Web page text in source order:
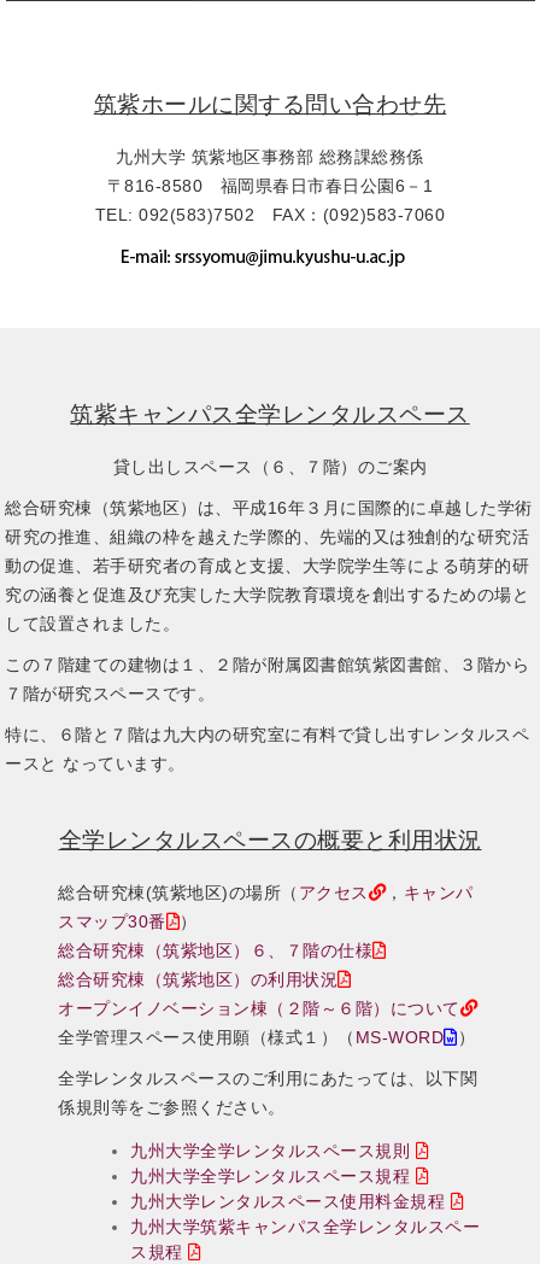
筑紫ホールに関する問い合わせ先
九州大学 筑紫地区事務部 総務課総務係
〒816-8580 福岡県春日市春日公園6－1
TEL: 092(583)7502 FAX：(092)583-7060
筑紫キャンパス全学レンタルスペース
貸し出しスペース（６、７階）のご案内
総合研究棟（筑紫地区）は、平成16年３月に国際的に卓越した学術
研究の推進、組織の枠を越えた学際的、先端的又は独創的な研究活
動の促進、若手研究者の育成と支援、大学院学生等による萌芽的研
究の涵養と促進及び充実した大学院教育環境を創出するための場と
して設置されました。
この７階建ての建物は１、２階が附属図書館筑紫図書館、３階から
７階が研究スペースです。
特に、６階と７階は九大内の研究室に有料で貸し出すレンタルスペ
ースと なっています。
全学レンタルスペースの概要と利用状況
総合研究棟(筑紫地区)の場所（ アクセス ， キャンパ
スマップ30番
）
総合研究棟（筑紫地区）６、７階の仕様
総合研究棟（筑紫地区）の利用状況
オープンイノベーション棟（２階～６階）について
全学管理スペース使用願（様式１）（ MS-WORD ）
全学レンタルスペースのご利用にあたっては、以下関
係規則等をご参照ください。
九州大学全学レンタルスペース規則
九州大学全学レンタルスペース規程
九州大学レンタルスペース使用料金規程
九州大学筑紫キャンパス全学レンタルスペー
ス規程